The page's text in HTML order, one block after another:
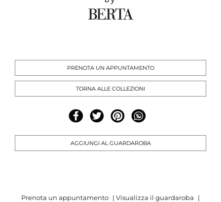
PRENOTA UN APPUNTAMENTO
TORNA ALLE COLLEZIONI
AGGIUNGI AL GUARDAROBA
Prenota un appuntamento | Visualizza il guardaroba |